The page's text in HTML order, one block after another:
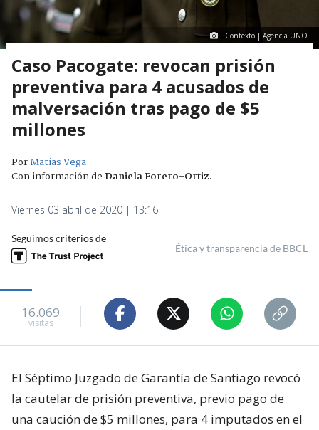
Contexto | Agencia UNO
Caso Pacogate: revocan prisión
preventiva para 4 acusados de
malversación tras pago de $5
millones
PorMatías Vega
Con información de Daniela Forero-Ortiz.
Viernes 03 abril de 2020 | 13:16
Seguimos criterios de
Ética y transparencia de BBCL
16.069
visitas
El Séptimo Juzgado de Garantía de Santiago revocó
la cautelar de prisión preventiva, previo pago de
una caución de $5 millones, para 4 imputados en el